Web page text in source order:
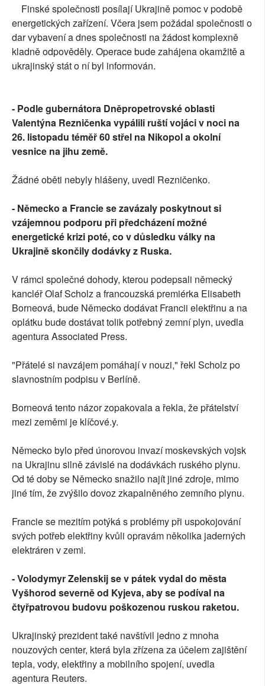
Finské společnosti posílají Ukrajině pomoc v podobě
energetických zařízení. Včera jsem požádal společnosti o
dar vybavení a dnes společnosti na žádost komplexně
kladně odpověděly. Operace bude zahájena okamžitě a
ukrajinský stát o ní byl informován.
- Podle gubernátora Dněpropetrovské oblasti
Valentýna Rezničenka vypálili ruští vojáci v noci na
26. listopadu téměř 60 střel na Nikopol a okolní
vesnice na jihu země.
Žádné oběti nebyly hlášeny, uvedl Rezničenko.
- Německo a Francie se zavázaly poskytnout si
vzájemnou podporu při předcházení možné
energetické krizi poté, co v důsledku války na
Ukrajině skončily dodávky z Ruska.
V rámci společné dohody, kterou podepsali německý
kancléř Olaf Scholz a francouzská premiérka Elisabeth
Borneová, bude Německo dodávat Francii elektřinu a na
oplátku bude dostávat tolik potřebný zemní plyn, uvedla
agentura Associated Press.
"Přátelé si navzájem pomáhají v nouzi," řekl Scholz po
slavnostním podpisu v Berlíně.
Borneová tento názor zopakovala a řekla, že přátelství
mezi zeměmi je klíčové.y.
Německo bylo před únorovou invazí moskevských vojsk
na Ukrajinu silně závislé na dodávkách ruského plynu.
Od té doby se Německo snažilo najít jiné zdroje, mimo
jiné tím, že zvýšilo dovoz zkapalněného zemního plynu.
Francie se mezitím potýká s problémy při uspokojování
svých potřeb elektřiny kvůli opravám několika jaderných
elektráren v zemi.
- Volodymyr Zelenskij se v pátek vydal do města
Vyšhorod severně od Kyjeva, aby se podíval na
čtyřpatrovou budovu poškozenou ruskou raketou.
Ukrajinský prezident také navštívil jedno z mnoha
nouzových center, která byla zřízena za účelem zajištění
tepla, vody, elektřiny a mobilního spojení, uvedla
agentura Reuters.